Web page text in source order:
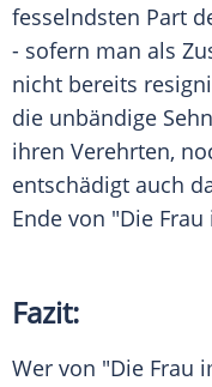
fesselndsten Part
- sofern man als
nicht bereits
die unbändige
ihren Verehrten,
entschädigt auch
Ende von "Die
Fazit:
Wer von "Die Frau